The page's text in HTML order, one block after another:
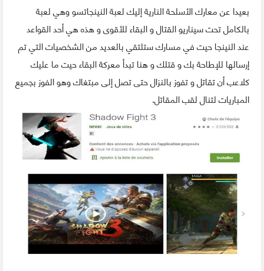
بعيدا عن معارك الأسلحة النارية إليك لعبة النينجاتسو وهي لعبة
بالكامل تحت سيناريو القتال و البقاء للأقوى و هذه هي أحد القواعد
عند النينجا حيت في مسارك ستلتقي بالعديد من الشخصيات التي تم
إرسالها للإطاحة بك و قتلك و هنا تبدأ معركة البقاء حيت ما عليك
كلاعب أن تقاتل و تفوز بالنزال حتى تصل إلى مبتغاك وهو الفوز بجميع
المباريات لتنال لقب المقاتل.